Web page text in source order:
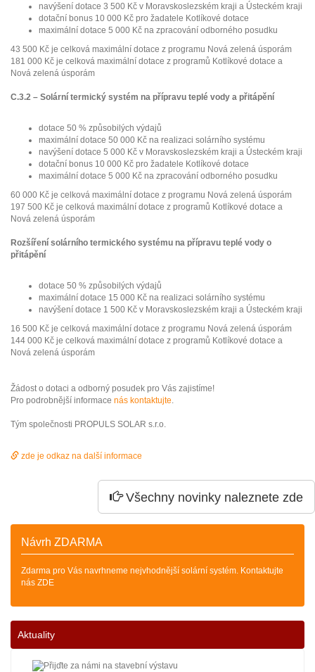
navýšení dotace 3 500 Kč v Moravskoslezském kraji a Ústeckém kraji
dotační bonus 10 000 Kč pro žadatele Kotlíkové dotace
maximální dotace 5 000 Kč na zpracování odborného posudku
43 500 Kč je celková maximální dotace z programu Nová zelená úsporám
181 000 Kč je celková maximální dotace z programů Kotlíkové dotace a
Nová zelená úsporám
C.3.2 – Solární termický systém na přípravu teplé vody a přitápění
dotace 50 % způsobilých výdajů
maximální dotace 50 000 Kč na realizaci solárního systému
navýšení dotace 5 000 Kč v Moravskoslezském kraji a Ústeckém kraji
dotační bonus 10 000 Kč pro žadatele Kotlíkové dotace
maximální dotace 5 000 Kč na zpracování odborného posudku
60 000 Kč je celková maximální dotace z programu Nová zelená úsporám
197 500 Kč je celková maximální dotace z programů Kotlíkové dotace a
Nová zelená úsporám
Rozšíření solárního termického systému na přípravu teplé vody o
přitápění
dotace 50 % způsobilých výdajů
maximální dotace 15 000 Kč na realizaci solárního systému
navýšení dotace 1 500 Kč v Moravskoslezském kraji a Ústeckém kraji
16 500 Kč je celková maximální dotace z programu Nová zelená úsporám
144 000 Kč je celková maximální dotace z programů Kotlíkové dotace a
Nová zelená úsporám
Žádost o dotaci a odborný posudek pro Vás zajistíme!
Pro podrobnější informace nás kontaktujte.
Tým společnosti PROPULS SOLAR s.r.o.
zde je odkaz na další informace
Všechny novinky naleznete zde
Návrh ZDARMA
Zdarma pro Vás navrhneme nejvhodnější solární systém. Kontaktujte
nás ZDE
Aktuality